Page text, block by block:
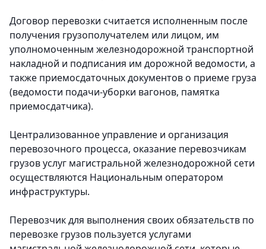
Договор перевозки считается исполненным после
получения грузополучателем или лицом, им
уполномоченным железнодорожной транспортной
накладной и подписания им дорожной ведомости, а
также приемосдаточных документов о приеме груза
(ведомости подачи-уборки вагонов, памятка
приемосдатчика).
Централизованное управление и организация
перевозочного процесса, оказание перевозчикам
грузов услуг магистральной железнодорожной сети
осуществляются Национальным оператором
инфраструктуры.
Перевозчик для выполнения своих обязательств по
перевозке грузов пользуется услугами